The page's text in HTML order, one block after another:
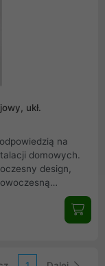
ukł.
na
domowych.
design,
się klasyczne
wykonane z